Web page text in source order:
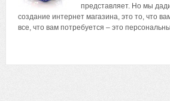
представляет. Но мы
создание интернет магазина, это то, что
все, что вам потребуется – это